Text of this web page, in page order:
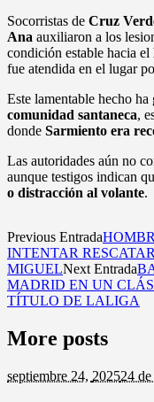
Socorristas de Cruz
Ana auxiliaron a los
condición estable hacia el
fue atendida en el lugar
Este lamentable hecho ha
comunidad santaneca,
donde Sarmiento era
Las autoridades aún no
aunque testigos indican
o distracción al volante.
Previous Entrada
INTENTAR
MIGUELNext Entrada
MADRID EN UN
TÍTULO DE LALIGA
More posts
septiembre 24, 202524